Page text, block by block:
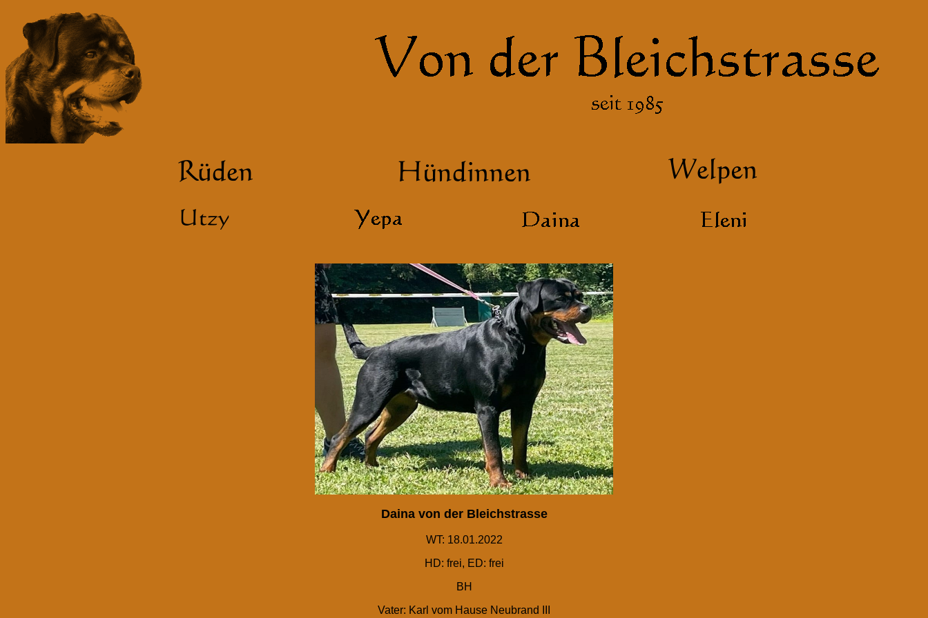
Daina von der Bleichstrasse
WT: 18.01.2022
HD: frei, ED: frei
BH
Vater: Karl vom Hause Neubrand III